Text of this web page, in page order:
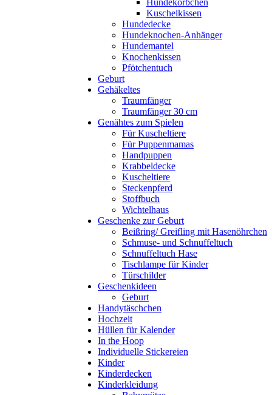
Hundekörbchen
Kuschelkissen
Hundedecke
Hundeknochen-Anhänger
Hundemantel
Knochenkissen
Pfötchentuch
Geburt
Gehäkeltes
Traumfänger
Traumfänger 30 cm
Genähtes zum Spielen
Für Kuscheltiere
Für Puppenmamas
Handpuppen
Krabbeldecke
Kuscheltiere
Steckenpferd
Stoffbuch
Wichtelhaus
Geschenke zur Geburt
Beißring/ Greifling mit Hasenöhrchen
Schmuse- und Schnuffeltuch
Schnuffeltuch Hase
Tischlampe für Kinder
Türschilder
Geschenkideen
Geburt
Handytäschchen
Hochzeit
Hüllen für Kalender
In the Hoop
Individuelle Stickereien
Kinder
Kinderdecken
Kinderkleidung